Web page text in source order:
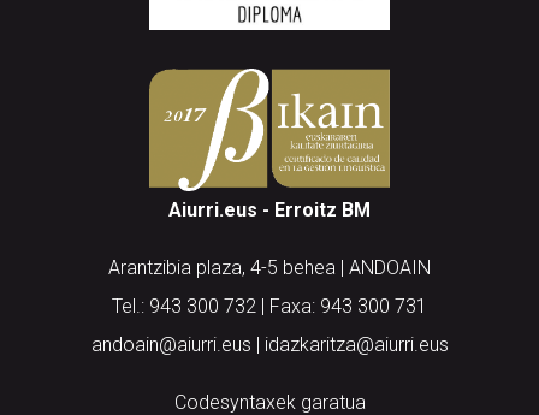
Aiurri.eus - Erroitz BM
Arantzibia plaza, 4-5 behea | ANDOAIN
Tel.: 943 300 732 | Faxa: 943 300 731
andoain@aiurri.eus | idazkaritza@aiurri.eus
Codesyntaxek garatua